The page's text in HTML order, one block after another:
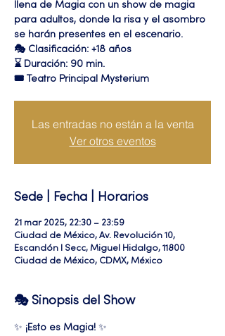
llena de Magia con un show de magia
para adultos, donde la risa y el asombro
se harán presentes en el escenario.
🎭 Clasificación: +18 años
⌛ Duración: 90 min.
🎟 Teatro Principal Mysterium
Las entradas no están a la venta
Ver otros eventos
Sede | Fecha | Horarios
21 mar 2025, 22:30 – 23:59
Ciudad de México, Av. Revolución 10,
Escandón I Secc, Miguel Hidalgo, 11800
Ciudad de México, CDMX, México
🎭 Sinopsis del Show
✨ ¡Esto es Magia! ✨